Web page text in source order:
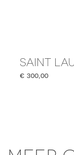
SAINT
€ 300,00